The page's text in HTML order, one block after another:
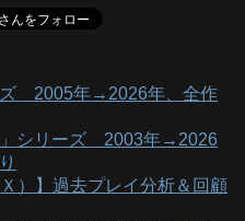
ズ 2005年→2026年、全作
」シリーズ 2003年→2026
）】過去プレイ分析＆回顧